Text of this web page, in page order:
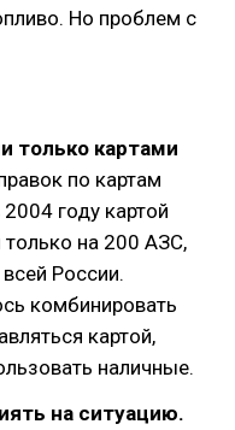
Но проблем с
только картами
по картам
году картой
на 200 АЗС,
России.
комбинировать
картой,
наличные.
на ситуацию.